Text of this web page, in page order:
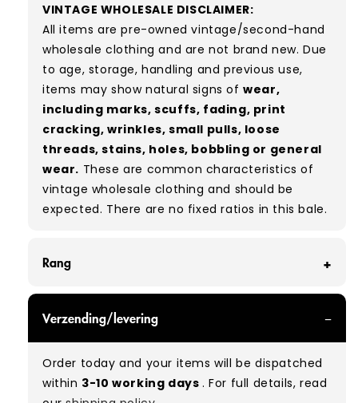
VINTAGE WHOLESALE DISCLAIMER:
All items are pre-owned vintage/second-hand
wholesale clothing and are not brand new. Due
to age, storage, handling and previous use,
items may show natural signs ofwear,
including marks, scuffs, fading, print
cracking, wrinkles, small pulls, loose
threads, stains, holes, bobbling or general
wear. These are common characteristics of
vintage wholesale clothing and should be
expected. There are no fixed ratios in this bale.
Rang
can expect items that are in great condition
with minimal signs of wear. While they are
used, they remain free of significant defects
and are in excellent shape overall.
Verzending/levering
Order today and your items will be dispatched
within 3-10 working days. For full details, read